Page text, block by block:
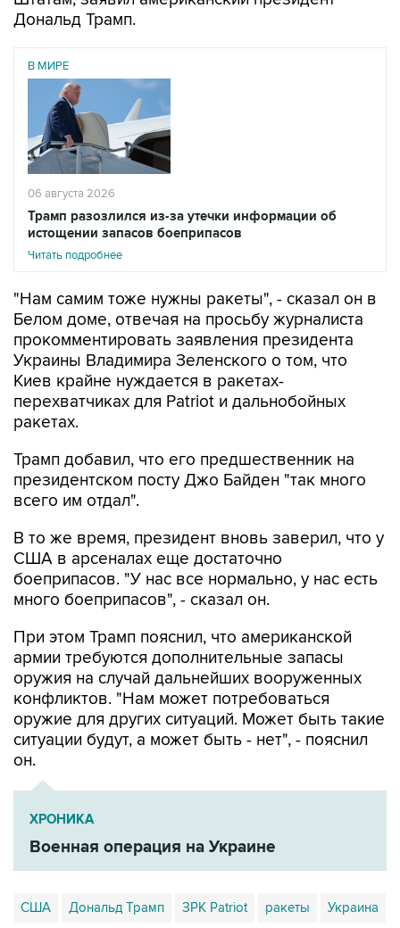
Дональд Трамп.
В МИРЕ
06 августа 2026
Трамп разозлился из-за утечки информации об
истощении запасов боеприпасов
Читать подробнее
"Нам самим тоже нужны ракеты", - сказал он в
Белом доме, отвечая на просьбу журналиста
прокомментировать заявления президента
Украины Владимира Зеленского о том, что
Киев крайне нуждается в ракетах-
перехватчиках для Patriot и дальнобойных
ракетах.
Трамп добавил, что его предшественник на
президентском посту Джо Байден "так много
всего им отдал".
В то же время, президент вновь заверил, что у
США в арсеналах еще достаточно
боеприпасов. "У нас все нормально, у нас есть
много боеприпасов", - сказал он.
При этом Трамп пояснил, что американской
армии требуются дополнительные запасы
оружия на случай дальнейших вооруженных
конфликтов. "Нам может потребоваться
оружие для других ситуаций. Может быть такие
ситуации будут, а может быть - нет", - пояснил
он.
ХРОНИКА
Военная операция на Украине
США Дональд Трамп ЗРК Patriot ракеты Украина